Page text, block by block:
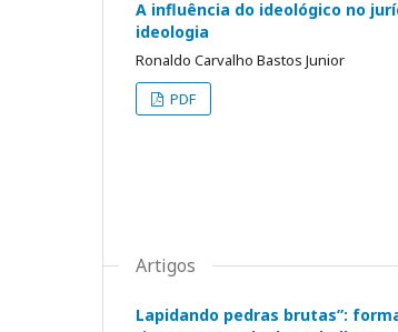
A influência do ideológico no
ideologia
Ronaldo Carvalho Bastos Junior
PDF
Artigos
Lapidando pedras brutas”: